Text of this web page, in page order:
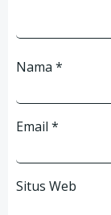
Nama *
Email *
Situs Web